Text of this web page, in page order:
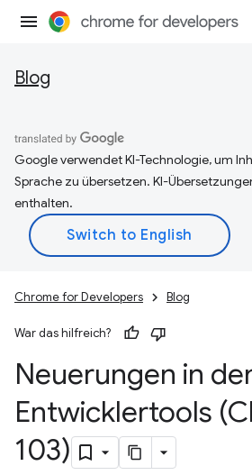
Blog
Google verwendet KI-Technologie, um
Sprache zu übersetzen. KI-
enthalten.
Chrome for Developers Blog
War das hilfreich?
Neuerungen in
Entwicklertools
103)